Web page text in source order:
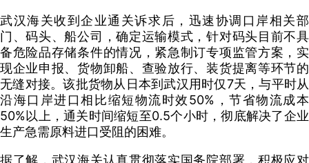
武汉海关收到企业通关诉求后，迅速协调口岸相关部
门、码头、船公司，确定运输模式，针对码头目前不具
备危险品存储条件的情况，紧急制订专项监管方案，实
现企业申报、货物卸船、查验放行、装货提离等环节的
无缝对接。该批货物从日本到武汉用时仅7天，与平时从
沿海口岸进口相比缩短物流时效50%，节省物流成本
50%以上，通关时间缩短至0.5个小时，彻底解决了企业
生产急需原料进口受阻的困难。
据了解，武汉海关认真贯彻落实国务院部署，积极应对